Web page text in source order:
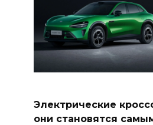
Электрические
они становятся